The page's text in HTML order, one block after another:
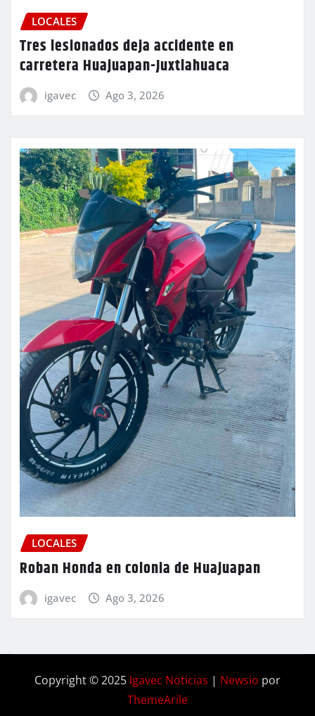
LOCALES
Tres lesionados deja accidente en
carretera Huajuapan-Juxtlahuaca
igavec Ago 3, 2026
LOCALES
Roban Honda en colonia de Huajuapan
igavec Ago 3, 2026
Copyright © 2025 Igavec Noticias | Newsio por
ThemeArile